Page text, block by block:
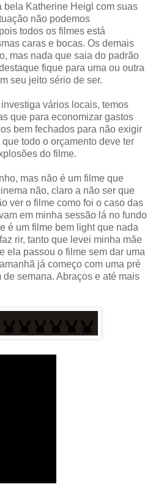
bela Katherine Heigl com suas
não podemos
todos os filmes está
caras e bocas. Os demais
mas nada que saia do padrão
fique para uma ou outra
seu jeito sério de ser.
vários locais, temos
que para economizar gastos
bem fechados para não exigir
todo o orçamento deve ter
do filme.
mas não é um filme que
não, claro a não ser que
ver o filme como foi o caso das
em minha sessão lá no fundo
é um filme bem light que nada
rir, tanto que levei minha mãe
ela passou o filme sem dar uma
já começo com uma pré
semana. Abraços e até mais